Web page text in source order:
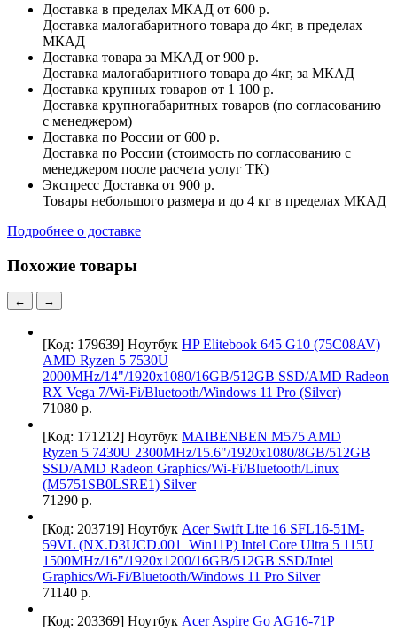
Доставка в пределах МКАД от 600 р.
Доставка малогабаритного товара до 4кг, в пределах
МКАД
Доставка товара за МКАД от 900 р.
Доставка малогабаритного товара до 4кг, за МКАД
Доставка крупных товаров от 1 100 р.
Доставка крупногабаритных товаров (по согласованию
с менеджером)
Доставка по России от 600 р.
Доставка по России (стоимость по согласованию с
менеджером после расчета услуг ТК)
Экспресс Доставка от 900 р.
Товары небольшого размера и до 4 кг в пределах МКАД
Подробнее о доставке
Похожие товары
← →
[Код: 179639] Ноутбук HP Elitebook 645 G10 (75C08AV)
AMD Ryzen 5 7530U
2000MHz/14"/1920х1080/16GB/512GB SSD/AMD Radeon
RX Vega 7/Wi-Fi/Bluetooth/Windows 11 Pro (Silver)
71080 р.
[Код: 171212] Ноутбук MAIBENBEN M575 AMD
Ryzen 5 7430U 2300MHz/15.6"/1920x1080/8GB/512GB
SSD/AMD Radeon Graphics/Wi-Fi/Bluetooth/Linux
(M5751SB0LSRE1) Silver
71290 р.
[Код: 203719] Ноутбук Acer Swift Lite 16 SFL16-51M-
59VL (NX.D3UCD.001_Win11P) Intel Core Ultra 5 115U
1500MHz/16"/1920x1200/16GB/512GB SSD/Intel
Graphics/Wi-Fi/Bluetooth/Windows 11 Pro Silver
71140 р.
[Код: 203369] Ноутбук Acer Aspire Go AG16-71P